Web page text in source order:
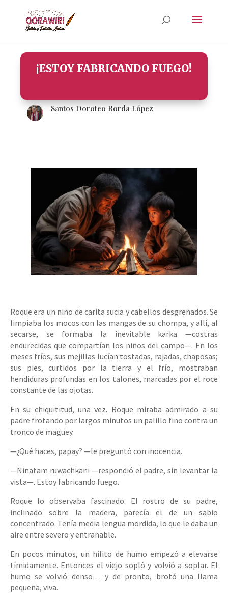
¡ESTOY FABRICANDO FUEGO!
Santos Doroteo Borda López
Roque era un niño de carita sucia y cabellos desgreñados. Se
limpiaba los mocos con las mangas de su chompa, y allí, al
secarse, se formaba la inevitable karka —costras
endurecidas que compartían los niños del campo—. En los
meses fríos, sus mejillas lucían tostadas, rajadas, chaposas;
sus pies, curtidos por la tierra y el frío, mostraban
hendiduras profundas en los talones, marcadas por el roce
constante de las ojotas.
En su chiquititud, una vez. Roque miraba admirado a su
padre frotando por largos minutos un palillo fino contra un
tronco de maguey.
—¿Qué haces, papay? —le preguntó con inocencia.
—Ninatam ruwachkani —respondió el padre, sin levantar la
vista—. Estoy fabricando fuego.
Roque lo observaba fascinado. El rostro de su padre,
inclinado sobre la madera, parecía el de un sabio
concentrado. Tenía media lengua mordida, lo que le daba un
aire entre severo y entrañable.
En pocos minutos, un hilito de humo empezó a elevarse
tímidamente. Entonces el viejo sopló y volvió a soplar. El
humo se volvió denso… y de pronto, brotó una llama
pequeña, viva.